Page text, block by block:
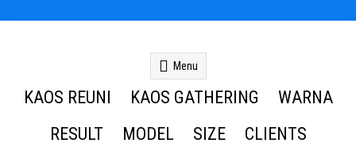
Menu
KAOS REUNI KAOS GATHERING
WARNA
RESULT
MODEL SIZE
CLIENTS